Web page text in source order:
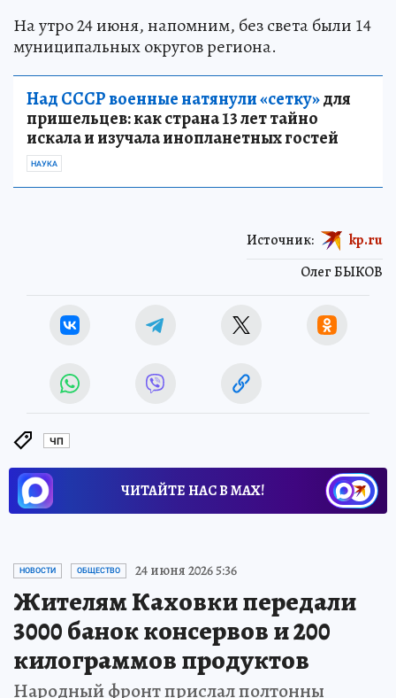
На утро 24 июня, напомним, без света были 14
муниципальных округов региона.
Над СССР военные натянули «сетку»для
пришельцев: как страна 13 лет тайно
искала и изучала инопланетных гостей
НАУКА
Олег БЫКОВ
Источник: kp.ru
ЧП
ЧИТАЙТЕ НАС В МАХ!
НОВОСТИ ОБЩЕСТВО 24 июня 2026 5:36
Жителям Каховки передали
3000 банок консервов и 200
килограммов продуктов
Народный фронт прислал полтонны